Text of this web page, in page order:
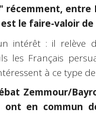
récemment, entre
le faire-valoir de
intérêt : il relève
les Français
à ce type
Zemmour/
ont en commun